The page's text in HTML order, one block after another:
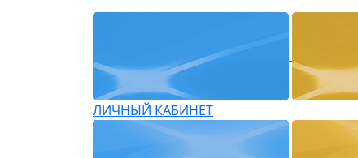
ЛИЧНЫЙ КАБИНЕТ